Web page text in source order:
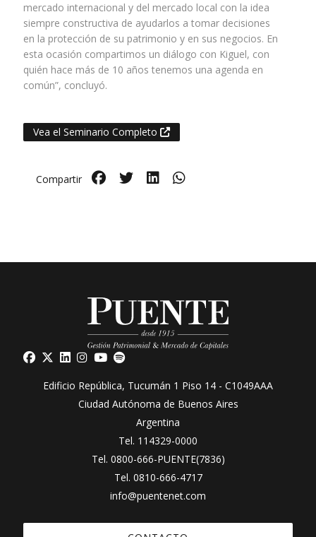
mercado internacional y del mercado local con la idea
siempre constructiva de ayudarlos a tomar decisiones
en la protección de su patrimonio y en sus negocios. En
esta ocasión compartimos un diálogo con Kiguel, con
quién hace más de 10 años tenemos una agenda en
común”, concluyó.
Vea el Seminario Completo
Compartir
Edificio República, Tucumán 1 Piso 14 - C1049AAA
Ciudad Autónoma de Buenos Aires
Argentina
Tel. 114329-0000
Tel. 0800-666-PUENTE(7836)
Tel. 0810-666-4717
info@puentenet.com